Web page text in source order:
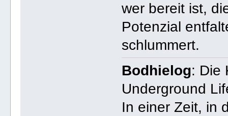
wer bereit ist,
Potenzial
schlummert.
Bodhielog: Die
Underground
In einer Zeit, in